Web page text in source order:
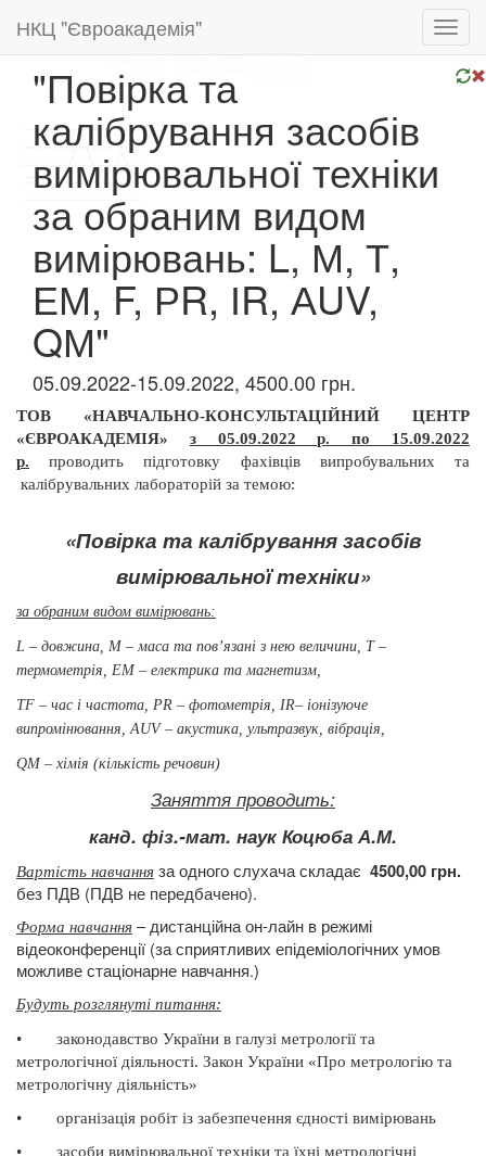
НКЦ "Євроакадемія"
"Повірка та
калібрування засобів
вимірювальної техніки
за обраним видом
вимірювань: L, М, Т,
ЕМ, F, РR, ІR, АUV,
QМ"
05.09.2022-15.09.2022, 4500.00 грн.
ТОВ «НАВЧАЛЬНО-КОНСУЛЬТАЦІЙНИЙ ЦЕНТР
«ЄВРОАКАДЕМІЯ» з 05.09.2022 р. по 15.09.2022
р.
проводить підготовку фахівців випробувальних та
калібрувальних лабораторій за темою:
«Повірка та калібрування засобів
вимірювальної техніки»
за обраним видом вимірювань:
L – довжина, М – маса та пов’язані з нею величини, Т –
термометрія, ЕМ – електрика та магнетизм,
ТF – час і частота, РR – фотометрія, ІR– іонізуюче
випромінювання, АUV – акустика, ультразвук, вібрація,
QМ – хімія (кількість речовин)
Заняття проводить:
канд. фіз.-мат. наук Коцюба А.М.
Вартість навчання за одного слухача складає 4500,00 грн.
без ПДВ (ПДВ не передбачено).
Форма навчання – дистанційна он-лайн в режимі
відеоконференції (за сприятливих епідеміологічних умов
можливе стаціонарне навчання.)
Будуть розглянуті питання:
•
законодавство України в галузі метрології та
метрологічної діяльності. Закон України «Про метрологію та
метрологічну діяльність»
•
організація робіт із забезпечення єдності вимірювань
•
засоби вимірювальної техніки та їхні метрологічні